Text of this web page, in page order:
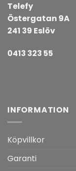
Telefy
Östergatan 9A
241 39 Eslöv
0413 323 55
INFORMATION
Köpvillkor
Garanti